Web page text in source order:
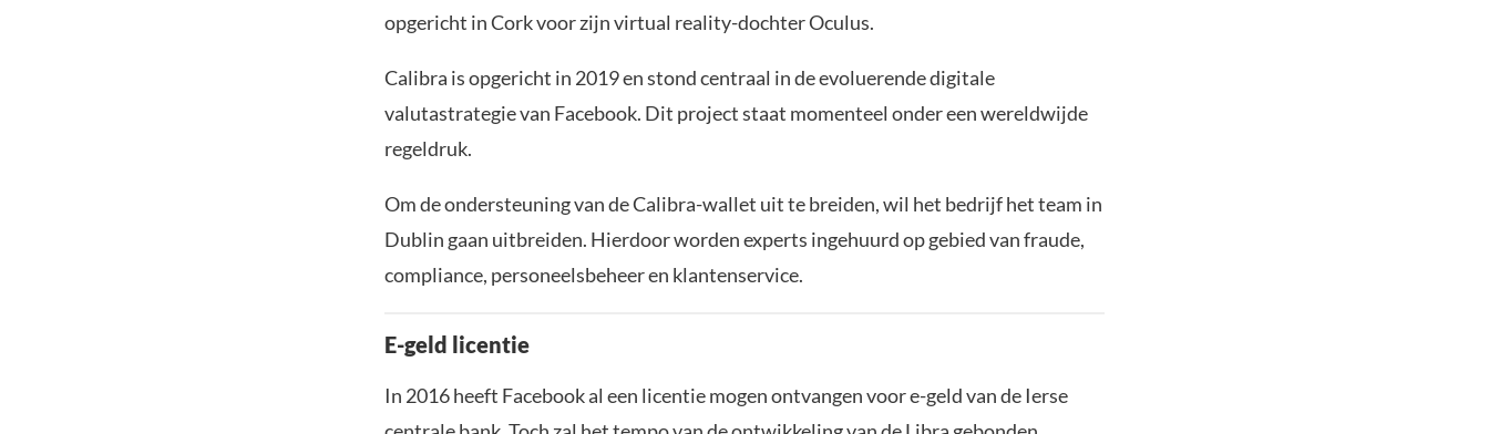
opgericht in Cork voor zijn virtual reality-dochter Oculus.
Calibra is opgericht in 2019 en stond centraal in de evoluerende digitale
valutastrategie van Facebook. Dit project staat momenteel onder een wereldwijde
regeldruk.
Om de ondersteuning van de Calibra-wallet uit te breiden, wil het bedrijf het team in
Dublin gaan uitbreiden. Hierdoor worden experts ingehuurd op gebied van fraude,
compliance, personeelsbeheer en klantenservice.
E-geld licentie
In 2016 heeft Facebook al een licentie mogen ontvangen voor e-geld van de Ierse